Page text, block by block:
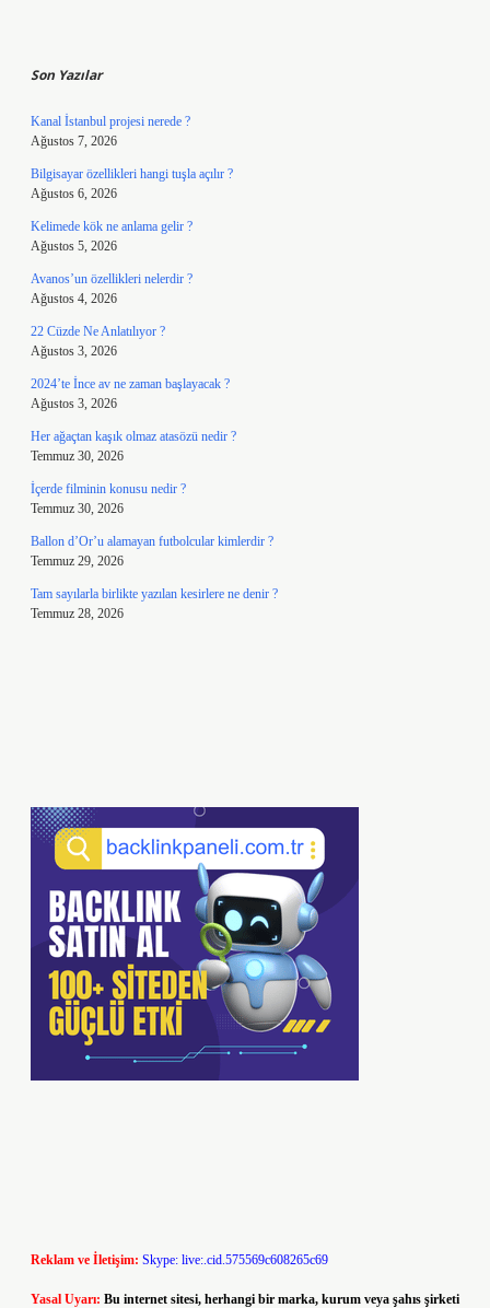
Son Yazılar
Kanal İstanbul projesi nerede ?
Ağustos 7, 2026
Bilgisayar özellikleri hangi tuşla açılır ?
Ağustos 6, 2026
Kelimede kök ne anlama gelir ?
Ağustos 5, 2026
Avanos’un özellikleri nelerdir ?
Ağustos 4, 2026
22 Cüzde Ne Anlatılıyor ?
Ağustos 3, 2026
2024’te İnce av ne zaman başlayacak ?
Ağustos 3, 2026
Her ağaçtan kaşık olmaz atasözü nedir ?
Temmuz 30, 2026
İçerde filminin konusu nedir ?
Temmuz 30, 2026
Ballon d’Or’u alamayan futbolcular kimlerdir ?
Temmuz 29, 2026
Tam sayılarla birlikte yazılan kesirlere ne denir ?
Temmuz 28, 2026
Reklam ve İletişim: Skype: live:.cid.575569c608265c69
Yasal Uyarı: Bu internet sitesi, herhangi bir marka, kurum veya şahıs şirketi